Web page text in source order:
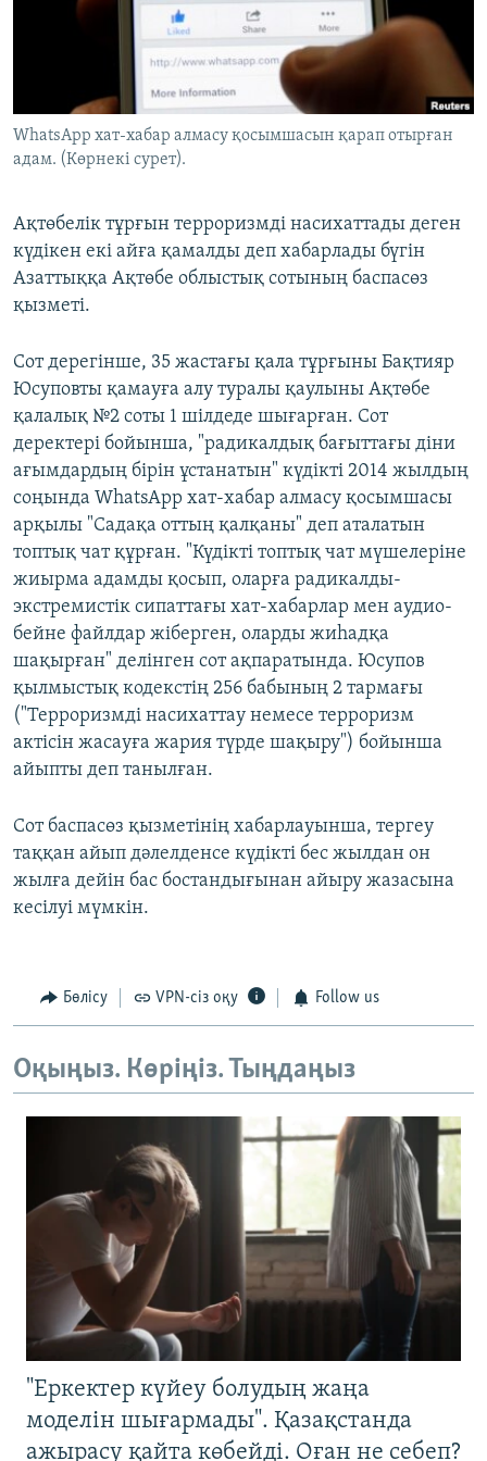
ЖАЗЫЛЫҢЫЗ
Басқа тілдерде
WhatsApp хат-хабар алмасу қосымшасын қарап отырған
адам. (Көрнекі сурет).
Ақтөбелік тұрғын терроризмді насихаттады деген
күдікен екі айға қамалды деп хабарлады бүгін
Азаттыққа Ақтөбе облыстық сотының баспасөз
қызметі.
Сот дерегінше, 35 жастағы қала тұрғыны Бақтияр
Юсуповты қамауға алу туралы қаулыны Ақтөбе
қалалық №2 соты 1 шілдеде шығарған. Сот
деректері бойынша, "радикалдық бағыттағы діни
ағымдардың бірін ұстанатын" күдікті 2014 жылдың
соңында WhatsApp хат-хабар алмасу қосымшасы
арқылы "Садақа оттың қалқаны" деп аталатын
топтық чат құрған. "Күдікті топтық чат мүшелеріне
жиырма адамды қосып, оларға радикалды-
экстремистік сипаттағы хат-хабарлар мен аудио-
бейне файлдар жіберген, оларды жиһадқа
шақырған" делінген сот ақпаратында. Юсупов
қылмыстық кодекстің 256 бабының 2 тармағы
("Терроризмдi насихаттау немесе терроризм
актiсiн жасауға жария түрде шақыру") бойынша
айыпты деп танылған.
Сот баспасөз қызметінің хабарлауынша, тергеу
таққан айып дәлелденсе күдікті бес жылдан он
жылға дейін бас бостандығынан айыру жазасына
кесілуі мүмкін.
Бөлісу VPN-сіз оқу Follow us
Оқыңыз. Көріңіз. Тыңдаңыз
"Еркектер күйеу болудың жаңа
моделін шығармады". Қазақстанда
ажырасу қайта көбейді. Оған не себеп?